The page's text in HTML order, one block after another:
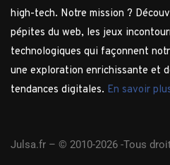
high-tech. Notre mission ?
pépites du web, les jeux
technologiques qui façonnent
une exploration enrichissante et
tendances digitales. En savoir
Julsa.fr – © 2010-2026 -Tous